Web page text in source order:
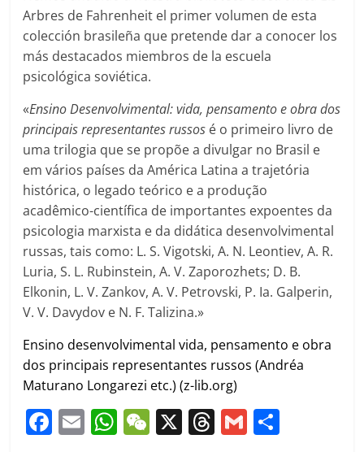
Arbres de Fahrenheit el primer volumen de esta
colección brasileña que pretende dar a conocer los
más destacados miembros de la escuela
psicológica soviética.
«Ensino Desenvolvimental: vida, pensamento e obra dos
principais representantes russos é o primeiro livro de
uma trilogia que se propõe a divulgar no Brasil e
em vários países da América Latina a trajetória
histórica, o legado teórico e a produção
acadêmico-científica de importantes expoentes da
psicologia marxista e da didática desenvolvimental
russas, tais como: L. S. Vigotski, A. N. Leontiev, A. R.
Luria, S. L. Rubinstein, A. V. Zaporozhets; D. B.
Elkonin, L. V. Zankov,A. V. Petrovski, P. Ia. Galperin,
V. V. Davydov e N. F. Talizina.»
Ensino desenvolvimental vida, pensamento e obra
dos principais representantes russos (Andréa
Maturano Longarezi etc.) (z-lib.org)
F E W W X T G